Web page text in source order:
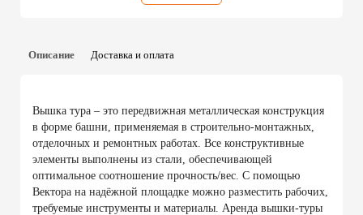
Описание Доставка и оплата
Вышка тура – это передвижная металлическая конструкция
в форме башни, применяемая в строительно-монтажных,
отделочных и ремонтных работах. Все конструктивные
элементы выполнены из стали, обеспечивающей
оптимальное соотношение прочность/вес. С помощью
Вектора на надёжной площадке можно разместить рабочих,
требуемые инструменты и материалы. Аренда вышки-туры